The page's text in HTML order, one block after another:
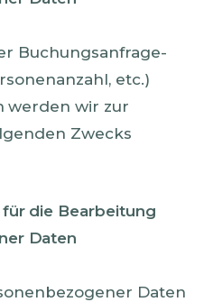
Buchungsanfrage-
etc.)
werden wir zur
Zwecks
die Bearbeitung
Daten
Daten